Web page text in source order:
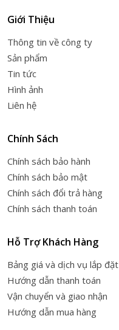
Giới Thiệu
Thông tin về công ty
Sản phẩm
Tin tức
Hình ảnh
Liên hệ
Chính Sách
Chính sách bảo hành
Chính sách bảo mật
Chính sách đổi trả hàng
Chính sách thanh toán
Hỗ Trợ Khách Hàng
Bảng giá và dịch vụ lắp đặt
Hướng dẫn thanh toán
Vận chuyển và giao nhận
Hướng dẫn mua hàng